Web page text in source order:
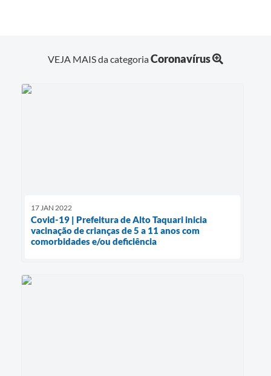
VEJA MAIS da categoriaCoronavírus
17 JAN 2022
Covid-19 | Prefeitura de Alto Taquari inicia
vacinação de crianças de 5 a 11 anos com
comorbidades e/ou deficiência